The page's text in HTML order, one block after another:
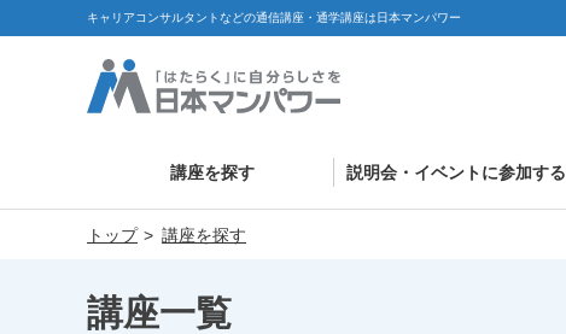
キャリアコンサルタントなどの通信講座・通学講座は日本マンパワー
講座を探す 説明会・イベントに参加する
トップ 講座を探す
講座一覧